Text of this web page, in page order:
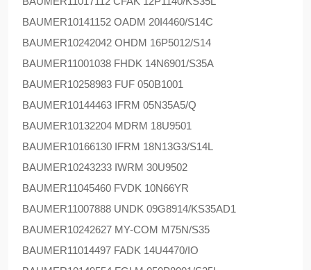
BAUMER10141152 OADM 20I4460/S14C
BAUMER10242042 OHDM 16P5012/S14
BAUMER11001038 FHDK 14N6901/S35A
BAUMER10258983 FUF 050B1001
BAUMER10144463 IFRM 05N35A5/Q
BAUMER10132204 MDRM 18U9501
BAUMER10166130 IFRM 18N13G3/S14L
BAUMER10243233 IWRM 30U9502
BAUMER11045460 FVDK 10N66YR
BAUMER11007888 UNDK 09G8914/KS35AD1
BAUMER10242627 MY-COM M75N/S35
BAUMER11014497 FADK 14U4470/IO